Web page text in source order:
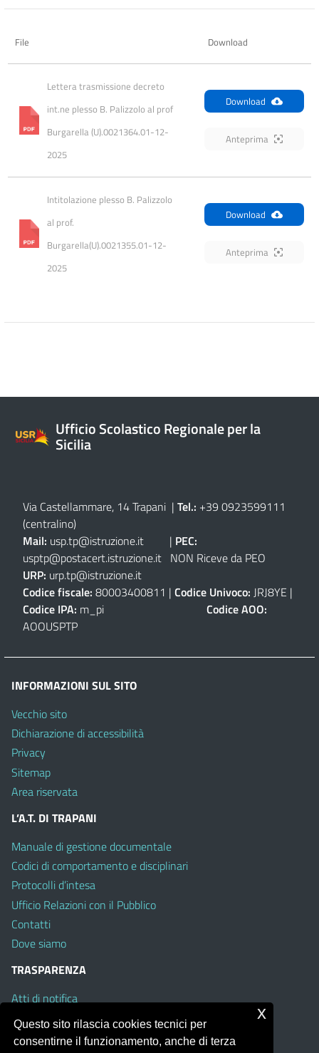
File Download
Lettera trasmissione decreto
int.ne plesso B. Palizzolo al prof
Burgarella (U).0021364.01-12-
2025
Download
Anteprima
Intitolazione plesso B. Palizzolo
al prof.
Burgarella(U).0021355.01-12-
2025
Download
Anteprima
Ufficio Scolastico Regionale per la
Sicilia
Via Castellammare, 14 Trapani | Tel.: +39 0923599111
(centralino)
Mail: usp.tp@istruzione.it | PEC:
usptp@postacert.istruzione.it NON Riceve da PEO
URP: urp.tp@istruzione.it
Codice fiscale: 80003400811 | Codice Univoco: JRJ8YE |
Codice IPA: m_pi Codice AOO:
AOOUSPTP
INFORMAZIONI SUL SITO
Vecchio sito
Dichiarazione di accessibilità
Privacy
Sitemap
Area riservata
L’A.T. DI TRAPANI
Manuale di gestione documentale
Codici di comportamento e disciplinari
Protocolli d’intesa
Ufficio Relazioni con il Pubblico
Contatti
Dove siamo
TRASPARENZA
Atti di notifica
Albo on line
Amministrazione Trasparente
Questo sito rilascia cookies tecnici per
consentirne il funzionamento, anche di terza
x